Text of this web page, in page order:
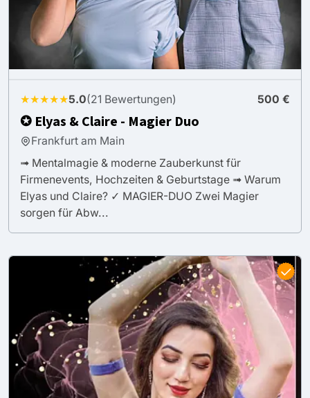
★★★★★5.0(21 Bewertungen) 500 €
✪ Elyas & Claire - Magier Duo
Frankfurt am Main
➟ Mentalmagie & moderne Zauberkunst für
Firmenevents, Hochzeiten & Geburtstage ➟ Warum
Elyas und Claire? ✓ MAGIER-DUO Zwei Magier
sorgen für Abw...